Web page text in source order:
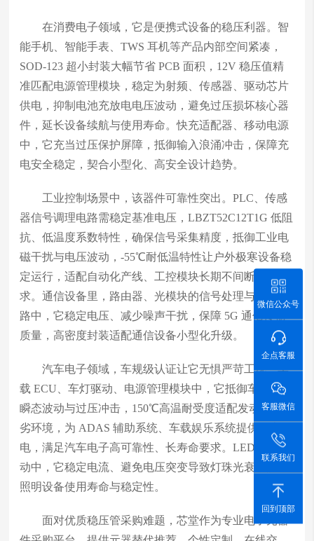
在消费电子领域，它是便携式设备的稳压利器。智
能手机、智能手表、TWS 耳机等产品内部空间紧凑，
SOD‑123 超小封装大幅节省 PCB 面积，12V 稳压值精
准匹配电源管理模块，稳定为射频、传感器、驱动芯片
供电，抑制电池充放电电压波动，避免过压损坏核心器
件，延长设备续航与使用寿命。快充适配器、移动电源
中，它充当过压保护屏障，抵御输入浪涌冲击，保障充
电安全稳定，契合小型化、高安全设计趋势。
工业控制场景中，该器件可靠性突出。PLC、传感
器信号调理电路需稳定基准电压，LBZT52C12T1G 低阻
抗、低温度系数特性，确保信号采集精度，抵御工业电
磁干扰与电压波动，-55℃耐低温特性让户外极寒设备稳
定运行，适配自动化产线、工控模块长期不间断工作需
求。通信设备里，路由器、光模块的信号处理与供电电
路中，它稳定电压、减少噪声干扰，保障 5G 通信传输
质量，高密度封装适配通信设备小型化升级。
汽车电子领域，车规级认证让它无惧严苛工况。车
载 ECU、车灯驱动、电源管理模块中，它抵御车载电源
瞬态波动与过压冲击，150℃高温耐受度适配发动机舱恶
劣环境，为 ADAS 辅助系统、车载娱乐系统提供稳定供
电，满足汽车电子高可靠性、长寿命要求。LED 照明驱
动中，它稳定电流、避免电压突变导致灯珠光衰，提升
照明设备使用寿命与稳定性。
面对优质稳压管采购难题，芯堂作为专业电子元器
微信公众号
企点客服
客服微信
联系我们
回到顶部